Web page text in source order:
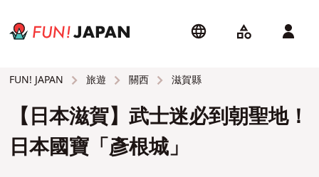
FUN! JAPAN 旅遊 關西 滋賀縣
【日本滋賀】武士迷必到朝聖地！
日本國寶「彥根城」